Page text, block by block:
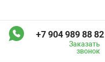
+7 904 989 88 82
Заказать
звонок